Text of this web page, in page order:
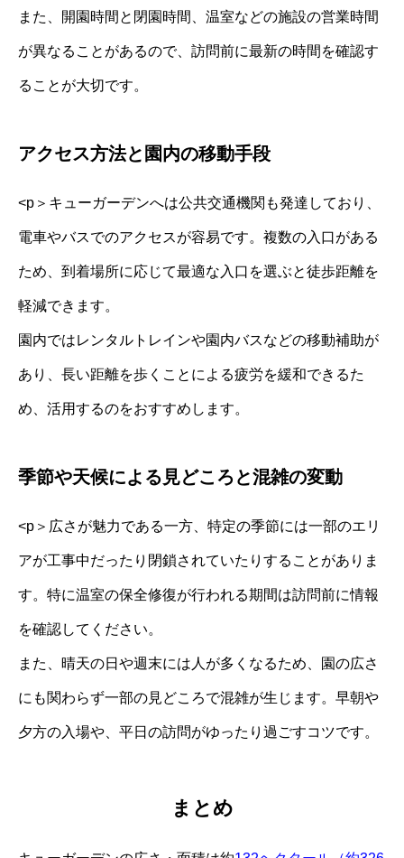
また、開園時間と閉園時間、温室などの施設の営業時間
が異なることがあるので、訪問前に最新の時間を確認す
ることが大切です。
アクセス方法と園内の移動手段
<p＞キューガーデンへは公共交通機関も発達しており、
電車やバスでのアクセスが容易です。複数の入口がある
ため、到着場所に応じて最適な入口を選ぶと徒歩距離を
軽減できます。
園内ではレンタルトレインや園内バスなどの移動補助が
あり、長い距離を歩くことによる疲労を緩和できるた
め、活用するのをおすすめします。
季節や天候による見どころと混雑の変動
<p＞広さが魅力である一方、特定の季節には一部のエリ
アが工事中だったり閉鎖されていたりすることがありま
す。特に温室の保全修復が行われる期間は訪問前に情報
を確認してください。
また、晴天の日や週末には人が多くなるため、園の広さ
にも関わらず一部の見どころで混雑が生じます。早朝や
夕方の入場や、平日の訪問がゆったり過ごすコツです。
まとめ